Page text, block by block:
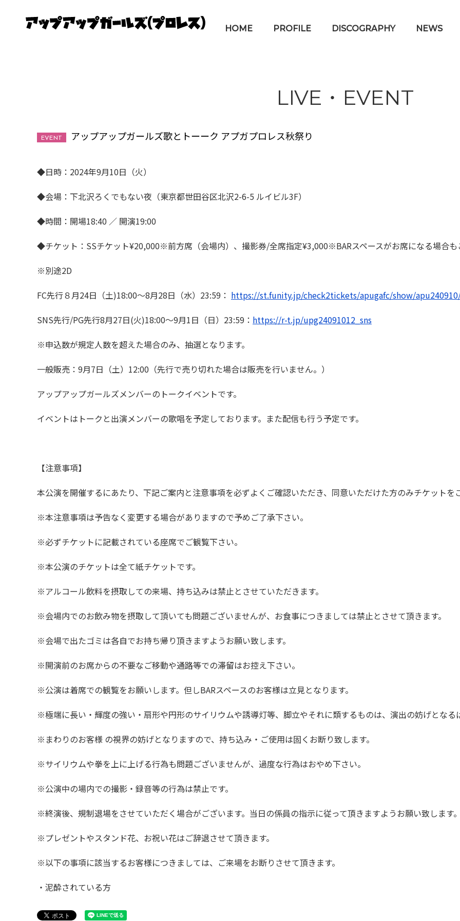
HOME PROFILE DISCOGRAPHY NEWS
LIVE・EVENT
EVENT アップアップガールズ歌とトーーク アプガプロレス秋祭り
◆日時：2024年9月10日（火）
◆会場：下北沢ろくでもない夜（東京都世田谷区北沢2-6-5 ルイビル3F）
◆時間：開場18:40 ／ 開演19:00
◆チケット：SSチケット¥20,000※前方席（会場内）、撮影券/全席指定¥3,000※BARスペースがお席になる場合も
※別途2D
FC先行８月24日（土)18:00～8月28日（水）23:59： https://st.funity.jp/check2tickets/apugafc/show/
SNS先行/PG先行8月27日(火)18:00～9月1日（日）23:59： https://r-t.jp/upg24091012_sns
※申込数が規定人数を超えた場合のみ、抽選となります。
一般販売：9月7日（土）12:00（先行で売り切れた場合は販売を行いません。）
アップアップガールズメンバーのトークイベントです。
イベントはトークと出演メンバーの歌唱を予定しております。また配信も行う予定です。
【注意事項】
本公演を開催するにあたり、下記ご案内と注意事項を必ずよくご確認いただき、同意いただけた方のみチケットを
※本注意事項は予告なく変更する場合がありますので予めご了承下さい。
※必ずチケットに記載されている座席でご観覧下さい。
※本公演のチケットは全て紙チケットです。
※アルコール飲料を摂取しての来場、持ち込みは禁止とさせていただきます。
※会場内でのお飲み物を摂取して頂いても問題ございませんが、お食事につきましては禁止とさせて頂きます。
※会場で出たゴミは各自でお持ち帰り頂きますようお願い致します。
※開演前のお席からの不要なご移動や通路等での滞留はお控え下さい。
※公演は着席での観覧をお願いします。但しBARスペースのお客様は立見となります。
※極端に長い・輝度の強い・扇形や円形のサイリウムや誘導灯等、脚立やそれに類するものは、演出の妨げとなる
※まわりのお客様 の視界の妨げとなりますので、持ち込み・ご使用は固くお断り致します。
※サイリウムや拳を上に上げる行為も問題ございませんが、過度な行為はおやめ下さい。
※公演中の場内での撮影・録音等の行為は禁止です。
※終演後、規制退場をさせていただく場合がございます。当日の係員の指示に従って頂きますようお願い致します。
※プレゼントやスタンド花、お祝い花はご辞退させて頂きます。
※以下の事項に該当するお客様につきましては、ご来場をお断りさせて頂きます。
・泥酔されている方